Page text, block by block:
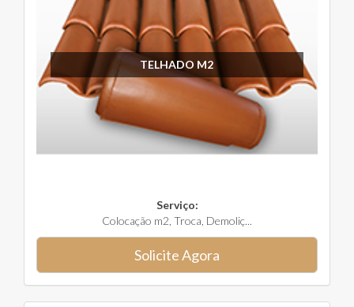
TELHADO M2
Serviço:
Colocação m2, Troca, Demoliç...
Solicite Agora